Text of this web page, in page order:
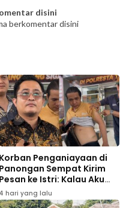
disini
berkomentar disini
Korban Penganiayaan di
Panongan Sempat Kirim
Pesan ke Istri: Kalau Aku
Tak Pulang, Besok Jadi
4 hari yang lalu